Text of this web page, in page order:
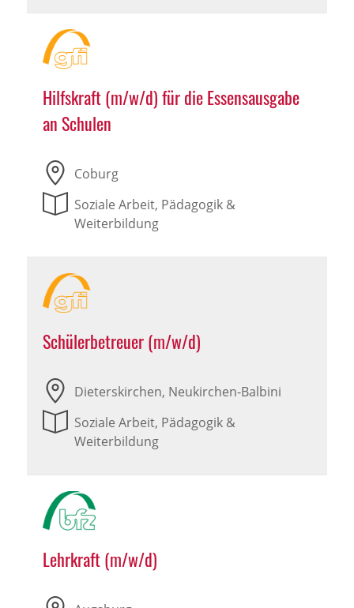
Hilfskraft (m/w/d) für die Essensausgabe
an Schulen
Coburg
Soziale Arbeit, Pädagogik &
Weiterbildung
Schülerbetreuer (m/w/d)
Dieterskirchen, Neukirchen-Balbini
Soziale Arbeit, Pädagogik &
Weiterbildung
Lehrkraft (m/w/d)